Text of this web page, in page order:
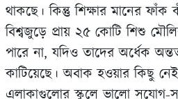
থাকছে। কিন্তু শিক্ষার মানের ফাঁক
বিশ্বজুড়ে প্রায় ২৫ কোটি শিশু
পারে না, যদিও তাদের অর্ধেক
কাটিয়েছে। অবাক হওয়ার কিছু
এলাকাগুলোর স্কুলে ভালো সুযোগ-